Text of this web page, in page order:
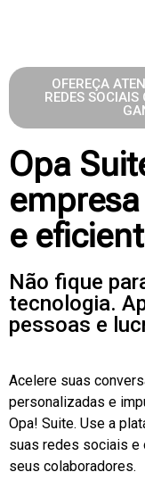
OFEREÇA
REDES
Opa
e
Não fique
tecnologia.
pessoas e
Acelere suas
personalizadas e
Opa! Suite. Use a
suas redes sociais e
seus colaboradores.